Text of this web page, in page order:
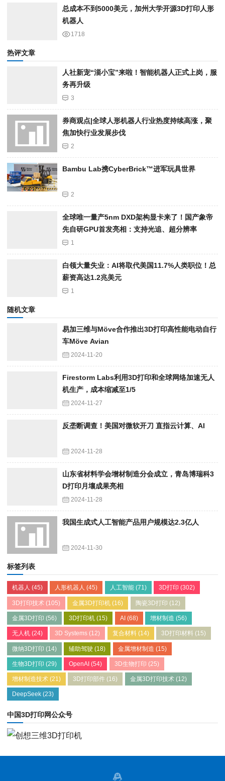
总成本不到5000美元，加州大学开源3D打印人形
机器人
1718
热评文章
人社新宠“淄小宝”来啦！智能机器人正式上岗，服
务再升级
3
券商观点|全球人形机器人行业热度持续高涨，聚
焦加快行业发展步伐
2
Bambu Lab携Cyber​​Brick™进军玩具世界
2
全球唯一量产5nm DXD架构显卡来了！国产象帝
先自研GPU首发亮相：支持光追、超分辨率
1
白领大量失业：AI将取代美国11.7%人类职位！总
薪资高达1.2兆美元
1
随机文章
易加三维与Möve合作推出3D打印高性能电动自行
车Möve Avian
2024-11-20
Firestorm Labs利用3D打印和全球网络加速无人
机生产，成本缩减至1/5
2024-11-27
反垄断调查！美国对微软开刀 直指云计算、AI
2024-11-28
山东省材料学会增材制造分会成立，青岛博瑞科3
D打印月壤成果亮相
2024-11-28
我国生成式人工智能产品用户规模达2.3亿人
2024-11-30
标签列表
机器人 (45) 人形机器人 (45) 人工智能(71) 3D打印 (302)
3D打印技术 (105) 金属3D打印机 (16) 陶瓷3D打印 (12)
金属3D打印 (56) 3D打印机 (15) AI (68) 增材制造 (56)
无人机 (24) 3D Systems (12) 复合材料(14) 3D打印材料 (15)
微纳3D打印 (14) 辅助驾驶 (18) 金属增材制造 (15)
生物3D打印 (29) OpenAI (54) 3D生物打印 (25)
增材制造技术 (21) 3D打印部件 (16) 金属3D打印技术(12)
DeepSeek (23)
中国3D打印网公众号